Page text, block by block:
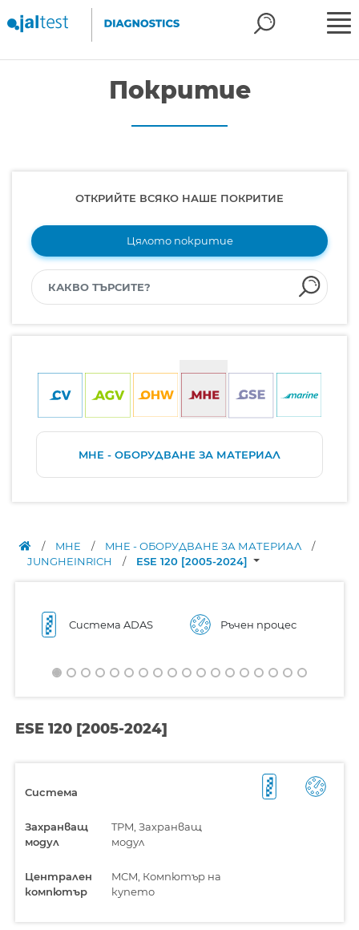
Покритие
ОТКРИЙТЕ ВСЯКО НАШЕ ПОКРИТИЕ
Цялото покритие
MHE - ОБОРУДВАНЕ ЗА МАТЕРИАЛ
/ MHE / MHE - ОБОРУДВАНЕ ЗА МАТЕРИАЛ
/
JUNGHEINRICH
/ ESE 120 [2005-2024]
Система ADAS Ръчен процес
ESE 120 [2005-2024]
Система
Захранващ
модул
TPM, Захранващ
модул
Централен
компютър
MCM, Компютър на
купето